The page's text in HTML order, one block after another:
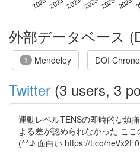
外部データベース
1 Mendeley DOI
Twitter (3 users, 3
運動レベルTENSの即時的な鎮
よる差が認められなかった こ
(^^♪ 面白い https://t.co/